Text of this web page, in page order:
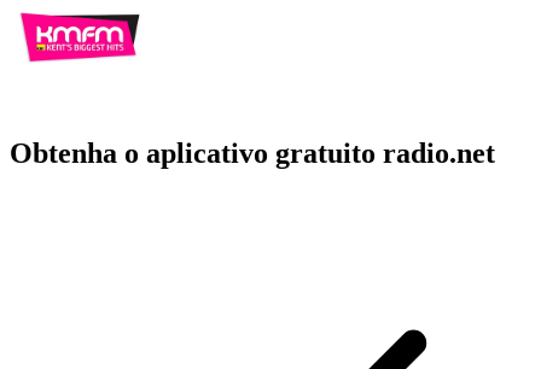
Obtenha o aplicativo gratuito radio.net